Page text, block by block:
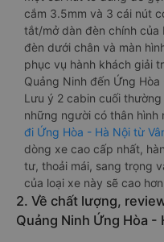
cắm 3.5mm và 3 cái nút
tắt/mở dàn đèn chính
đèn dưới chân và màn
phục vụ hành khách giải
Quảng Ninh đến Ứng Hòa
Lưu ý 2 cabin cuối
những người có thân hình
đi Ứng Hòa - Hà Nội từ
dòng xe cao cấp nhất,
tư, thoải mái, sang trọng
của loại xe này sẽ cao
2. Về chất lượng,
Quảng Ninh Ứng Hòa -